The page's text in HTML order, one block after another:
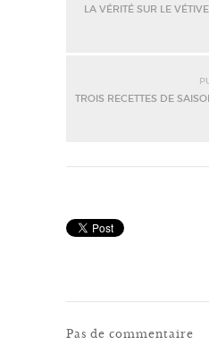
LA VÉRITÉ SUR LE
TROIS RECETTES DE
Pas de commentaire